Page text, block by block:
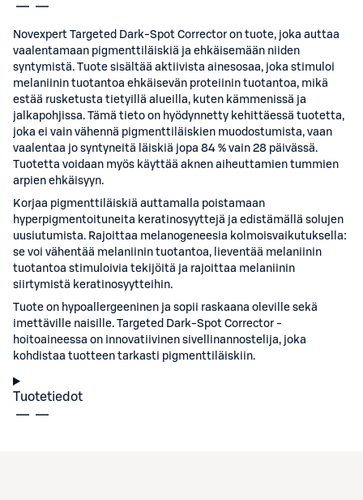
Novexpert Targeted Dark-Spot Corrector on tuote, joka auttaa
vaalentamaan pigmenttiläiskiä ja ehkäisemään niiden
syntymistä. Tuote sisältää aktiivista ainesosaa, joka stimuloi
melaniinin tuotantoa ehkäisevän proteiinin tuotantoa, mikä
estää rusketusta tietyillä alueilla, kuten kämmenissä ja
jalkapohjissa. Tämä tieto on hyödynnetty kehittäessä tuotetta,
joka ei vain vähennä pigmenttiläiskien muodostumista, vaan
vaalentaa jo syntyneitä läiskiä jopa 84 % vain 28 päivässä.
Tuotetta voidaan myös käyttää aknen aiheuttamien tummien
arpien ehkäisyyn.
Korjaa pigmenttiläiskiä auttamalla poistamaan
hyperpigmentoituneita keratinosyyttejä ja edistämällä solujen
uusiutumista. Rajoittaa melanogeneesia kolmoisvaikutuksella:
se voi vähentää melaniinin tuotantoa, lieventää melaniinin
tuotantoa stimuloivia tekijöitä ja rajoittaa melaniinin
siirtymistä keratinosyytteihin.
Tuote on hypoallergeeninen ja sopii raskaana oleville sekä
imettäville naisille. Targeted Dark-Spot Corrector -
hoitoaineessa on innovatiivinen sivellinannostelija, joka
kohdistaa tuotteen tarkasti pigmenttiläiskiin.
Tuotetiedot